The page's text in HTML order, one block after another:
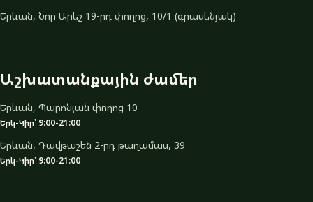
Երևան, Նոր Արեշ 19-րդ փողոց, 10/1 (գրասենյակ)
Աշխատանքային ժամեր
Երևան, Պարոնյան փողոց 10
Երկ-Կիր՝ 9:00-21:00
Երևան, Դավթաշեն 2-րդ թաղամաս, 39
Երկ-Կիր՝ 9:00-21:00